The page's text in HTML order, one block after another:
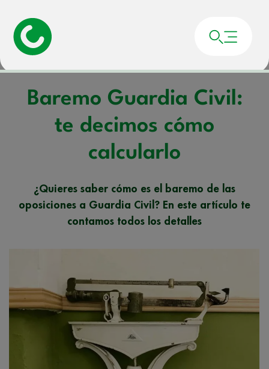
Portada»
Baremo Guardia Civil:
te decimos cómo
calcularlo
¿Quieres saber cómo es el baremo de las
oposiciones a Guardia Civil? En este artículo te
contamos todos los detalles